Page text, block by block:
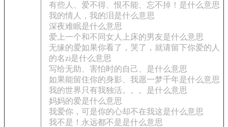
有些人、爱不得、恨不能、忘不掉！是什么意思
我的情人，我的泪是什么意思
深夜难眠是什么意思
爱上一个和不同女人上床的男友是什么意思
无缘的爱如果你看了，哭了，就请留下你爱的人
的名zi是什么意思
写给无助、害怕时的自己、是什么意思
如果能留住你的身影、我愿一梦千年是什么意思
我的世界只有我独活。。。是什么意思
妈妈的爱是什么意思
我爱你，可是你的心却不在我这是什么意思
我不是！永远都不是是什么意思